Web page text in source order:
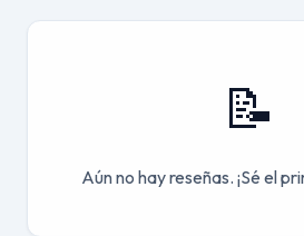
📝
Aún no hay reseñas. ¡Sé el